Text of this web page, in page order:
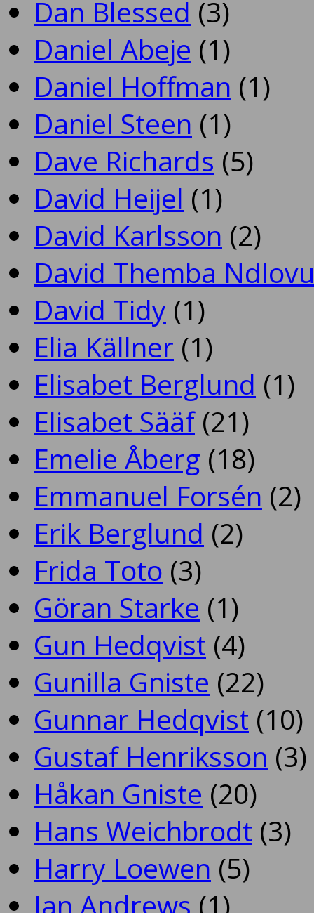
Dan Blessed (3)
Daniel Abeje (1)
Daniel Hoffman (1)
Daniel Steen (1)
Dave Richards (5)
David Heijel (1)
David Karlsson (2)
David Themba
David Tidy (1)
Elia Källner (1)
Elisabet Berglund (1)
Elisabet Sääf(21)
Emelie Åberg (18)
Emmanuel Forsén (2)
Erik Berglund (2)
Frida Toto (3)
Göran Starke (1)
Gun Hedqvist (4)
Gunilla Gniste (22)
Gunnar Hedqvist (10)
Gustaf Henriksson (3)
Håkan Gniste (20)
Hans Weichbrodt (3)
Harry Loewen (5)
Ian Andrews (1)